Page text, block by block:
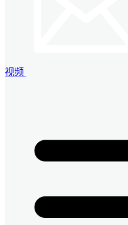
视频